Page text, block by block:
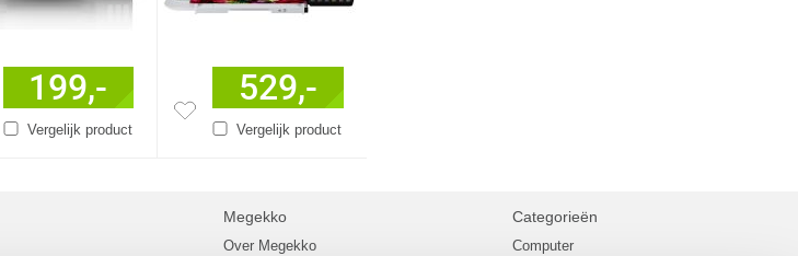
Vergelijk product
199,-
Vergelijk product
529,-
Megekko
Over Megekko
Categorieën
Computer